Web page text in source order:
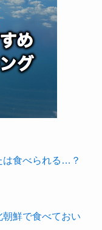
は食べられる…？
鮮で食べておい